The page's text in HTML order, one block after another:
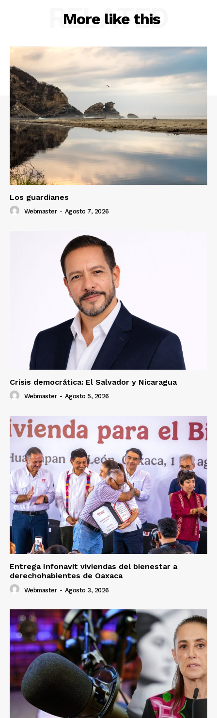
More like this
RELATED
Los guardianes
Webmaster - Agosto 7, 2026
Crisis democrática: El Salvador y Nicaragua
Webmaster - Agosto 5, 2026
Entrega Infonavit viviendas del bienestar a
derechohabientes de Oaxaca
Webmaster - Agosto 3, 2026